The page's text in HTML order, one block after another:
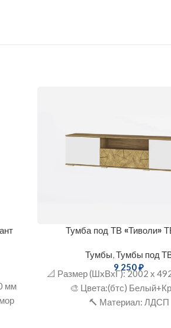
мм
Тумба под ТВ «Тиволи»
Тумбы Тумбы под
9 250₽
📐 Размер (ШxВхГ): 2002 х
🎨 Цвета:(бтс)
🔨 Материал: ЛДСП